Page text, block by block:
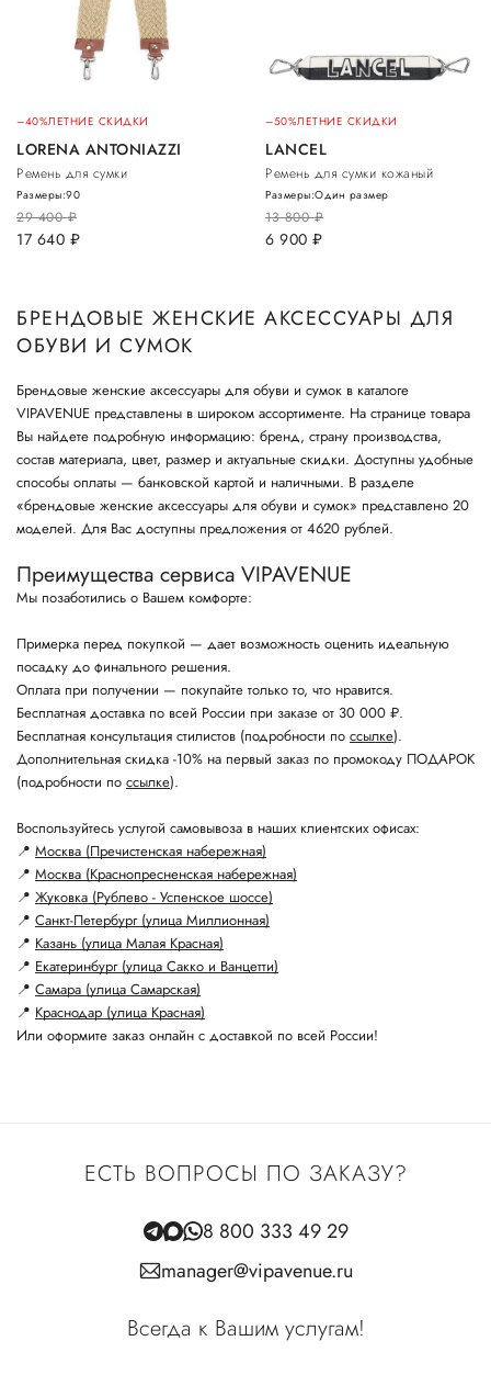
–40%ЛЕТНИЕ СКИДКИ
LORENA ANTONIAZZI
Ремень для сумки
29 400руб.
17 640 руб.
Размеры:90
–50%ЛЕТНИЕ СКИДКИ
LANCEL
Ремень для сумки кожаный
13 800руб.
6 900 руб.
Размеры:Один размер
БРЕНДОВЫЕ ЖЕНСКИЕ АКСЕССУАРЫ ДЛЯ
ОБУВИ И СУМОК
Брендовые женские аксессуары для обуви и сумок в каталоге
VIPAVENUE представлены в широком ассортименте. На странице товара
Вы найдете подробную информацию: бренд, страну производства,
состав материала, цвет, размер и актуальные скидки. Доступны удобные
способы оплаты — банковской картой и наличными. В разделе
«брендовые женские аксессуары для обуви и сумок» представлено 20
моделей. Для Вас доступны предложения от 4620 рублей.
Преимущества сервиса VIPAVENUE
Мы позаботились о Вашем комфорте:
Примерка перед покупкой — дает возможность оценить идеальную
посадку до финального решения.
Оплата при получении — покупайте только то, что нравится.
Бесплатная доставка по всей России при заказе от 30 000 ₽.
Бесплатная консультация стилистов (подробности по ссылке).
Дополнительная скидка -10% на первый заказ по промокоду ПОДАРОК
(подробности по ссылке).
Воспользуйтесь услугой самовывоза в наших клиентских офисах:
📍 Москва (Пречистенская набережная)
📍 Москва (Краснопресненская набережная)
📍 Жуковка (Рублево - Успенское шоссе)
📍 Санкт-Петербург (улица Миллионная)
📍 Казань (улица Малая Красная)
📍 Екатеринбург (улица Сакко и Ванцетти)
📍 Самара (улица Самарская)
📍 Краснодар (улица Красная)
Или оформите заказ онлайн с доставкой по всей России!
ЕСТЬ ВОПРОСЫ ПО ЗАКАЗУ?
8 800 333 49 29
manager@vipavenue.ru
Всегда к Вашим услугам!